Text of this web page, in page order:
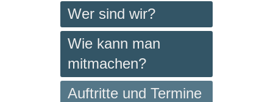
Wer sind wir?
Wie kann man
mitmachen?
Auftritte und Termine